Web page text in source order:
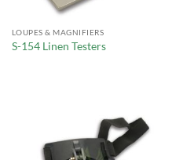
LOUPES & MAGNIFIERS
S-154 Linen Testers